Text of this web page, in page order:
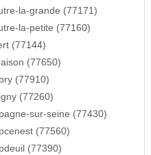
la-grande (77171)
la-petite (77160)
(77144)
(77650)
(77910)
(77260)
sur-seine (77430)
(77560)
(77390)